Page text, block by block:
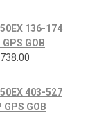
136-174
GPS GOB
403-527
GPS GOB